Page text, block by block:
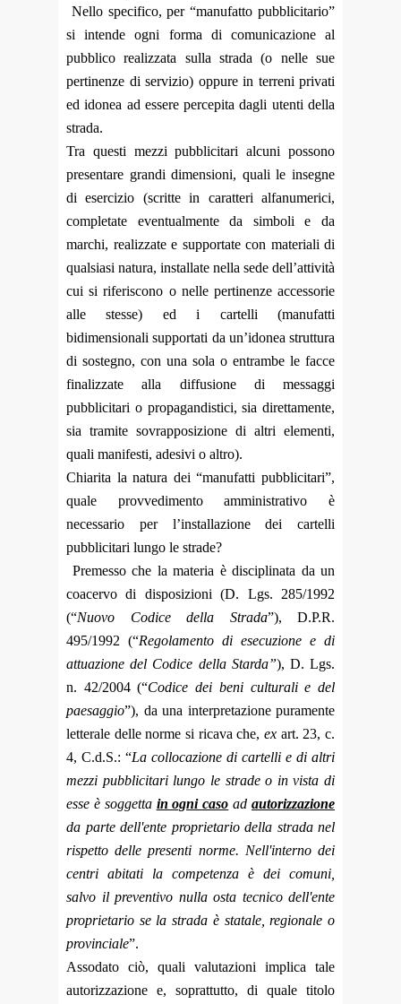
Nello specifico, per “manufatto pubblicitario”
si intende ogni forma di comunicazione al
pubblico realizzata sulla strada (o nelle sue
pertinenze di servizio) oppure in terreni privati
ed idonea ad essere percepita dagli utenti della
strada.
Tra questi mezzi pubblicitari alcuni possono
presentare grandi dimensioni, quali le insegne
di esercizio (scritte in caratteri alfanumerici,
completate eventualmente da simboli e da
marchi, realizzate e supportate con materiali di
qualsiasi natura, installate nella sede dell’attività
cui si riferiscono o nelle pertinenze accessorie
alle stesse) ed i cartelli (manufatti
bidimensionali supportati da un’idonea struttura
di sostegno, con una sola o entrambe le facce
finalizzate alla diffusione di messaggi
pubblicitari o propagandistici, sia direttamente,
sia tramite sovrapposizione di altri elementi,
quali manifesti, adesivi o altro).
Chiarita la natura dei “manufatti pubblicitari”,
quale provvedimento amministrativo è
necessario per l’installazione dei cartelli
pubblicitari lungo le strade?
Premesso che la materia è disciplinata da un
coacervo di disposizioni (D. Lgs. 285/1992
(“Nuovo Codice della Strada”), D.P.R.
495/1992 (“Regolamento di esecuzione e di
attuazione del Codice della Starda”), D. Lgs.
n. 42/2004 (“Codice dei beni culturali e del
paesaggio”), da una interpretazione puramente
letterale delle norme si ricava che, ex art. 23, c.
4, C.d.S.: “La collocazione di cartelli e di altri
mezzi pubblicitari lungo le strade o in vista di
esse è soggetta in ogni caso adautorizzazione
da parte dell'ente proprietario della strada nel
rispetto delle presenti norme. Nell'interno dei
centri abitati la competenza è dei comuni,
salvo il preventivo nulla osta tecnico dell'ente
proprietario se la strada è statale, regionale o
provinciale”.
Assodato ciò, quali valutazioni implica tale
autorizzazione e, soprattutto, di quale titolo